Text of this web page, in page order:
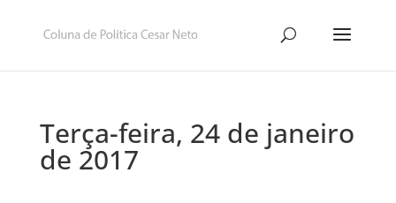
Terça-feira, 24 de janeiro
de 2017